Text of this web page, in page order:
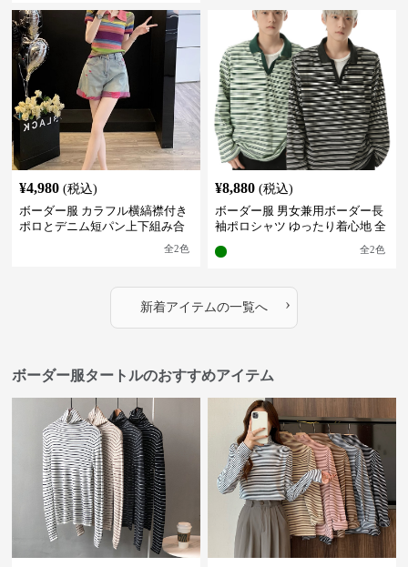
¥4,980 (税込)
ボーダー服 カラフル横縞襟付き
ポロとデニム短パン上下組み合
全2色
¥8,880 (税込)
ボーダー服 男女兼用ボーダー長
袖ポロシャツ ゆったり着心地 全
全2色
新着アイテムの一覧へ ›
ボーダー服タートルのおすすめアイテム